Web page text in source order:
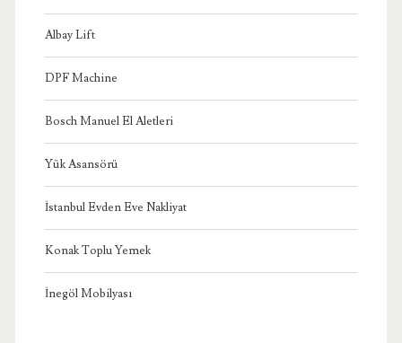
Albay Lift
DPF Machine
Bosch Manuel El Aletleri
Yük Asansörü
İstanbul Evden Eve Nakliyat
Konak Toplu Yemek
İnegöl Mobilyası